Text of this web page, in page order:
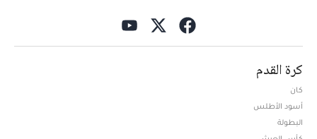
كرة القدم
كان
أسود الأطلس
البطولة